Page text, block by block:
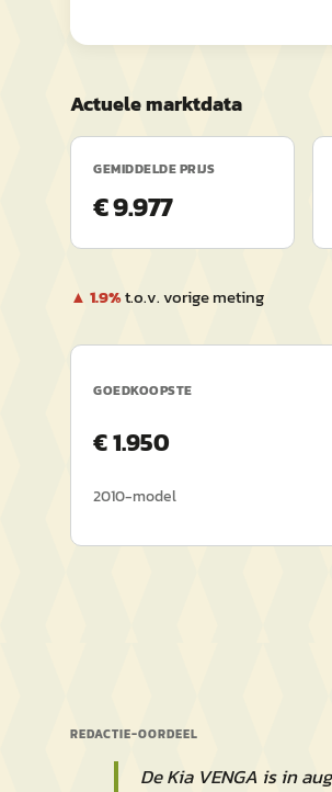
Actuele marktdata
GEMIDDELDE PRIJS
€ 9.977
▲ 1.9%t.o.v. vorige meting
GOEDKOOPSTE
€1.950
2010-model
REDACTIE-OORDEEL
De Kia VENGA is in